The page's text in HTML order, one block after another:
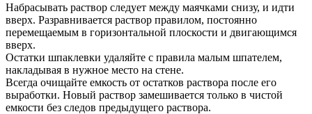
Набрасывать раствор следует между маячками снизу, и идти
вверх. Разравнивается раствор правилом, постоянно
перемещаемым в горизонтальной плоскости и двигающимся
вверх.
Остатки шпаклевки удаляйте с правила малым шпателем,
накладывая в нужное место на стене.
Всегда очищайте емкость от остатков раствора после его
выработки. Новый раствор замешивается только в чистой
емкости без следов предыдущего раствора.